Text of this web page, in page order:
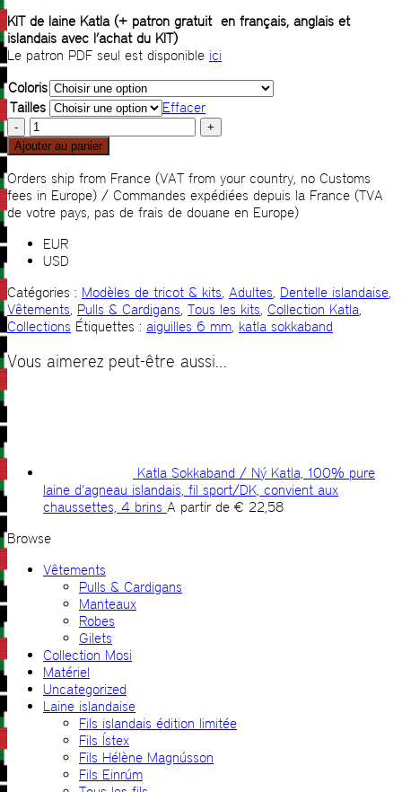
KIT de laine Katla (+ patron gratuit en français, anglais et
islandais avec l’achat du KIT)
Le patron PDF seul est disponible ici
Coloris
Tailles
Effacer
quantité
de
KIT
Pull
Sex
Ajouter au panier
Orders ship from France (VAT from your country, no Customs
fees in Europe) / Commandes expédiées depuis la France (TVA
de votre pays, pas de frais de douane en Europe)
EUR
USD
Catégories : Modèles de tricot & kits, Adultes, Dentelle islandaise,
Vêtements, Pulls & Cardigans, Tous les kits, Collection Katla,
Collections Étiquettes : aiguilles 6 mm, katla sokkaband
Vous aimerez peut-être aussi…
Katla Sokkaband / Ný Katla, 100% pure
laine d’agneau islandais, fil sport/DK, convient aux
chaussettes, 4 brins A partir de € 22,58
Browse
Vêtements
Pulls & Cardigans
Manteaux
Robes
Gilets
Collection Mosi
Matériel
Uncategorized
Laine islandaise
Fils islandais édition limitée
Fils Ístex
Fils Hélène Magnússon
Fils Einrúm